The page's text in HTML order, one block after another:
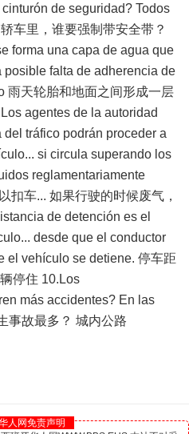
de seguridad? Todos
车里，谁要强制带安全带？
forma una capa de agua que
falta de adherencia de
雨天轮胎和地面之间形成一层
agentes de la autoridad
tráfico podrán proceder a
si circula superando los
reglamentariamente
扣车... 如果行驶的时候废气，
de detención es el
desde que el conductor
el vehículo se detiene. 停车距
停住 10.Los
más accidentes? En las
事故最多？ 城内公路
人网免责声明